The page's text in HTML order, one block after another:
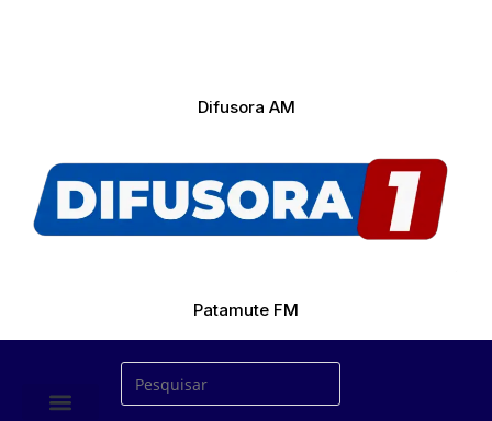
Difusora AM
Patamute FM